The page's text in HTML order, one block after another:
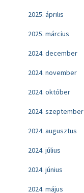
2025. április
2025. március
2024. december
2024. november
2024. október
2024. szeptember
2024. augusztus
2024. július
2024. június
2024. május